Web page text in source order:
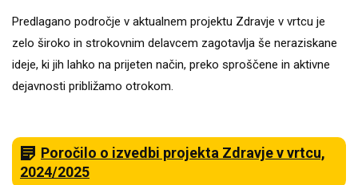
Predlagano področje v aktualnem projektu Zdravje v vrtcu je
zelo široko in strokovnim delavcem zagotavlja še neraziskane
ideje, ki jih lahko na prijeten način, preko sproščene in aktivne
dejavnosti približamo otrokom.
Poročilo o izvedbi projekta Zdravje v vrtcu,
2024/2025